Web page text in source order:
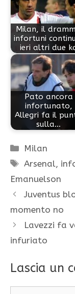
Milan, il
infortuni
ieri altri due
Pato ancora
infortunato,
Allegri fa il
sulla…
Categorie
Milan
Tag
Arsenal,
Emanuelson
Juventus
momento no
Lavezzi fa
infuriato
Lascia un